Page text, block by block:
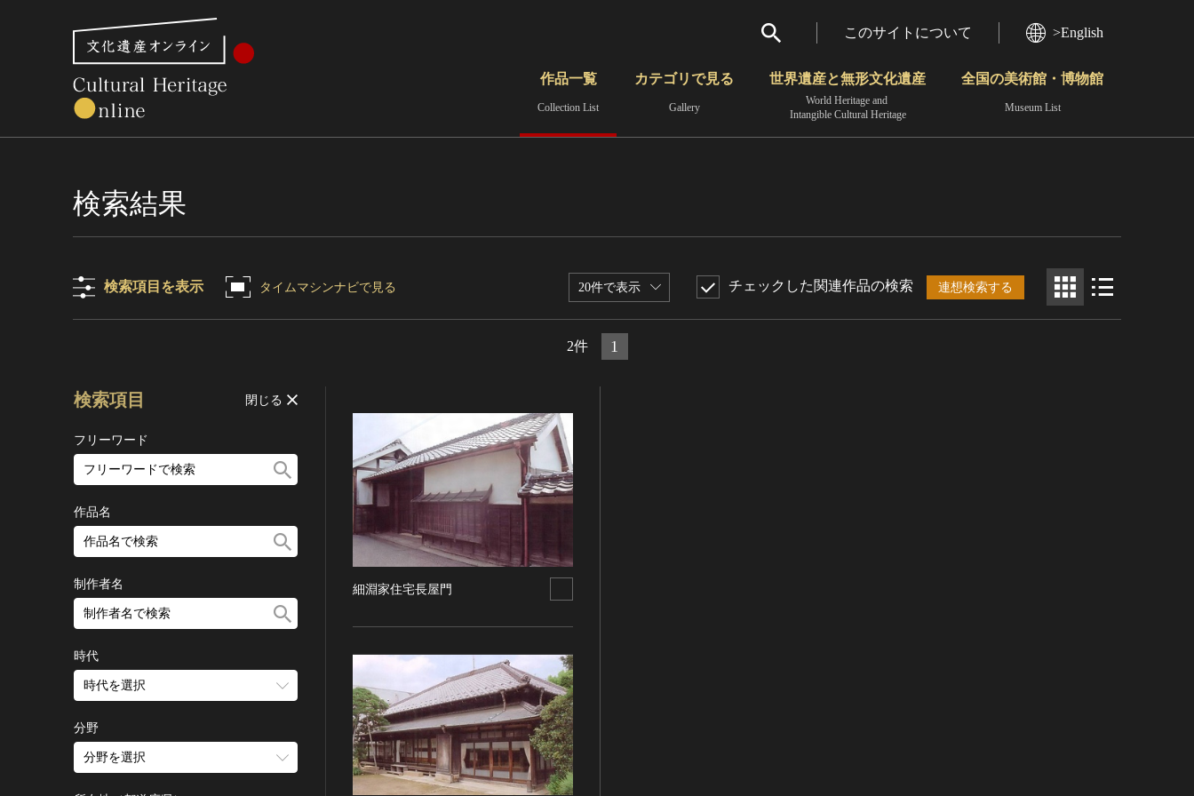
さらに詳細検索
このサイトについて >English
作品一覧
Collection List
カテゴリで見る
Gallery
世界遺産と無形文化遺産
World Heritage and
Intangible Cultural Heritage
全国の美術館・博物館
Museum List
検索結果
検索項目を表示 タイムマシンナビで見る 20件で表示 チェックした関連作品の検索 連想検索する
2件 1
細淵家住宅長屋門
検索項目 閉じる
フリーワード
作品名
制作者名
時代
時代を選択
縄文 [日本]
弥生 [日本]
分野
分野を選択